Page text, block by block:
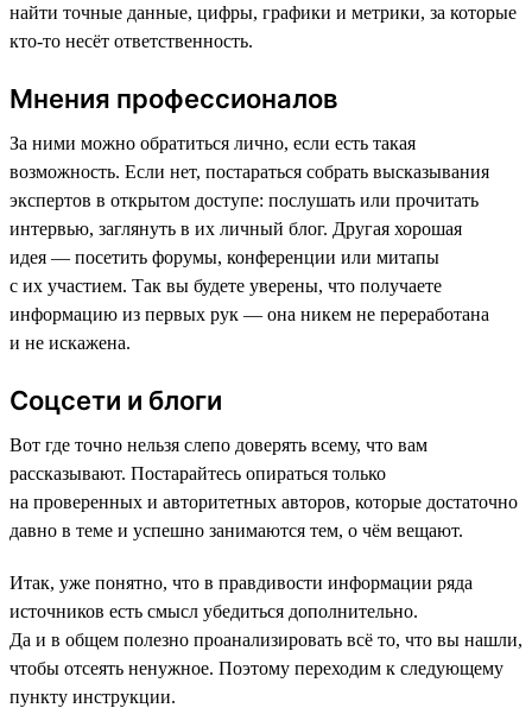
найти точные данные, цифры, графики и метрики, за которые
кто-то несёт ответственность.
Мнения профессионалов
За ними можно обратиться лично, если есть такая
возможность. Если нет, постараться собрать высказывания
экспертов в открытом доступе: послушать или прочитать
интервью, заглянуть в их личный блог. Другая хорошая
идея — посетить форумы, конференции или митапы
с их участием. Так вы будете уверены, что получаете
информацию из первых рук — она никем не переработана
и не искажена.
Соцсети и блоги
Вот где точно нельзя слепо доверять всему, что вам
рассказывают. Постарайтесь опираться только
на проверенных и авторитетных авторов, которые достаточно
давно в теме и успешно занимаются тем, о чём вещают.
Итак, уже понятно, что в правдивости информации ряда
источников есть смысл убедиться дополнительно.
Да и в общем полезно проанализировать всё то, что вы нашли,
чтобы отсеять ненужное. Поэтому переходим к следующему
пункту инструкции.